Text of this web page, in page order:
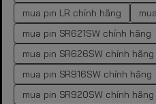
mua pin LR chính hãng
mua pin SR621SW chính hãng
mua pin SR626SW chính hãng
mua pin SR916SW chính hãng
mua pin SR920SW chính hãng